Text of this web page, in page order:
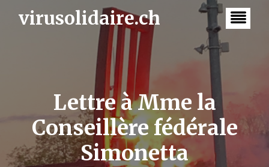
contentvirusolidaire.ch
Lettre à Mme la
Conseillère fédérale
Simonetta